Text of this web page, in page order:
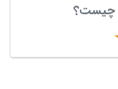
چیست؟